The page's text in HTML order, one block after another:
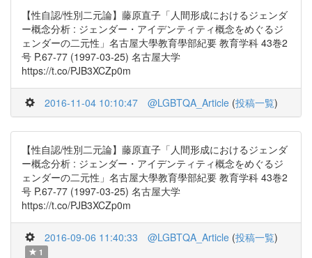
【性自認/性別二元論】藤原直子「人間形成におけるジェンダ
ー概念分析 : ジェンダー・アイデンティティ概念をめぐるジ
ェンダーの二元性」名古屋大學教育學部紀要 教育学科 43巻2
号 P.67-77 (1997-03-25) 名古屋大学
https://t.co/PJB3XCZp0m
2016-11-04 10:10:47 @LGBTQA_Article (投稿一覧)
【性自認/性別二元論】藤原直子「人間形成におけるジェンダ
ー概念分析 : ジェンダー・アイデンティティ概念をめぐるジ
ェンダーの二元性」名古屋大學教育學部紀要 教育学科 43巻2
号 P.67-77 (1997-03-25) 名古屋大学
https://t.co/PJB3XCZp0m
2016-09-06 11:40:33 @LGBTQA_Article (投稿一覧)
1